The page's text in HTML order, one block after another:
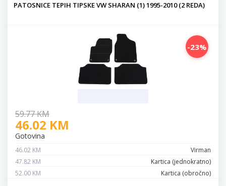
PATOSNICE TEPIH TIPSKE VW SHARAN (1) 1995-2010 (2 REDA)
-23%
59.77 KM
46.02 KM
Gotovina
46.02 KM
Virman
47.82 KM
Kartica (jednokratno)
52.00 KM
Kartica (obročno)